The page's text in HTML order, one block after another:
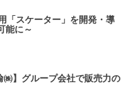
「スケーター」を開発・導
能に～
㈱】グループ会社で販売力の